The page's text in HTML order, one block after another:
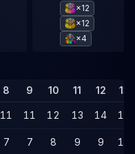
×12
×12
×4
8 9 10 11 12 13
11 11 12 13 14 14
7 7 8 9 9 10